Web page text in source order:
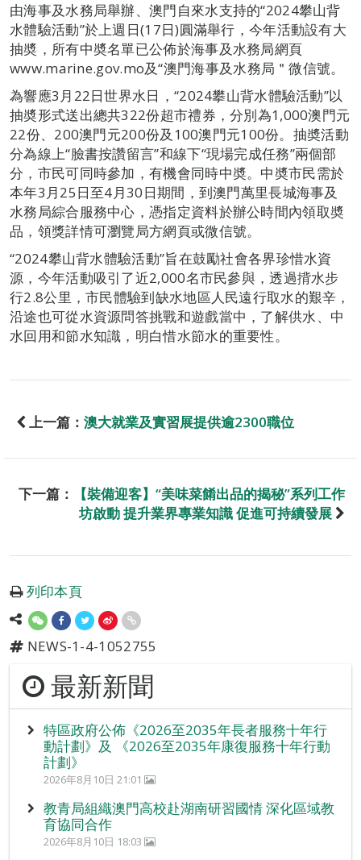
由海事及水務局舉辦、澳門自來水支持的“2024攀山背
水體驗活動”於上週日(17日)圓滿舉行，今年活動設有大
抽奬，所有中奬名單已公佈於海事及水務局網頁
www.marine.gov.mo及“澳門海事及水務局＂微信號。
為響應3月22日世界水日，“2024攀山背水體驗活動”以
抽奬形式送出總共322份超市禮券，分別為1,000澳門元
22份、200澳門元200份及100澳門元100份。抽奬活動
分為線上“臉書按讚留言”和線下“現場完成任務”兩個部
分，市民可同時參加，有機會同時中奬。中奬市民需於
本年3月25日至4月30日期間，到澳門萬里長城海事及
水務局綜合服務中心，憑指定資料於辦公時間內領取奬
品，領獎詳情可瀏覽局方網頁或微信號。
“2024攀山背水體驗活動”旨在鼓勵社會各界珍惜水資
源，今年活動吸引了近2,000名市民參與，透過揹水步
行2.8公里，市民體驗到缺水地區人民遠行取水的艱辛，
沿途也可從水資源問答挑戰和遊戲當中，了解供水、中
水回用和節水知識，明白惜水節水的重要性。
上一篇： 澳大就業及實習展提供逾2300職位
下一篇：
【裝備迎客】“美味菜餚出品的揭秘”系列工作
坊啟動 提升業界專業知識 促進可持續發展
列印本頁
NEWS-1-4-1052755
最新新聞
特區政府公佈《2026至2035年長者服務十年行
動計劃》及 《2026至2035年康復服務十年行動
計劃》
2026年8月10日 21:01
教青局組織澳門高校赴湖南研習國情 深化區域教
育協同合作
2026年8月10日 18:03